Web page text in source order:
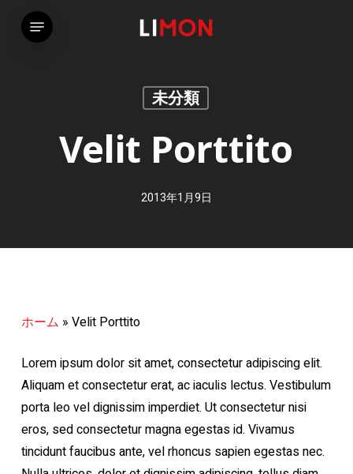
Menu
未分類
Velit Porttito
2013年1月9日
ホーム » Velit Porttito
Lorem ipsum dolor sit amet, consectetur adipiscing elit.
Aliquam et consectetur erat, ac iaculis lectus. Vestibulum
porta leo vel dignissim imperdiet. Ut consectetur nisi
eros, sed consectetur magna egestas id. Vivamus
tincidunt faucibus ante, vel rhoncus sapien egestas nec.